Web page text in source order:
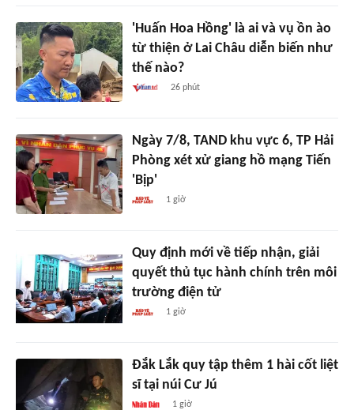
'Huấn Hoa Hồng' là ai và vụ ồn ào
từ thiện ở Lai Châu diễn biến như
thế nào?
26 phút
Ngày 7/8, TAND khu vực 6, TP Hải
Phòng xét xử giang hồ mạng Tiến
'Bịp'
1 giờ
Quy định mới về tiếp nhận, giải
quyết thủ tục hành chính trên môi
trường điện tử
1 giờ
Đắk Lắk quy tập thêm 1 hài cốt liệt
sĩ tại núi Cư Jú
1 giờ